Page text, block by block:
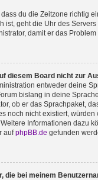
du die Zeitzone richtig
ist, geht die Uhr des
damit er das
diesem Board nicht zur
entweder deine
bislang in deine
ob er das Sprachpaket,
noch nicht existiert, würden
Informationen dazu
aufphpBB.de gefunden
die bei meinem